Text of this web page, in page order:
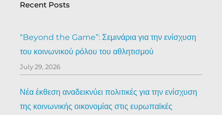
Recent Posts
“Beyond the Game”: Σεμινάρια για την ενίσχυση
του κοινωνικού ρόλου του αθλητισμού
July 29, 2026
Νέα έκθεση αναδεικνύει πολιτικές για την ενίσχυση
της κοινωνικής οικονομίας στις ευρωπαϊκές